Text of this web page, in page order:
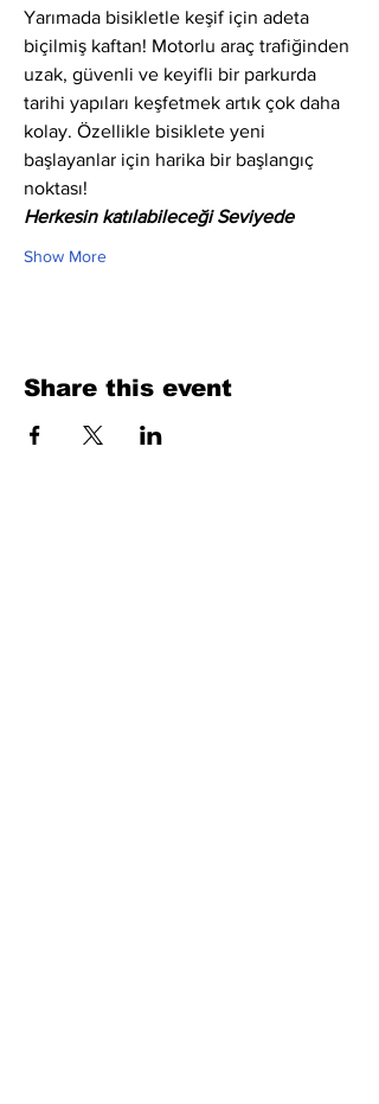
Yarımada bisikletle keşif için adeta
biçilmiş kaftan! Motorlu araç trafiğinden
uzak, güvenli ve keyifli bir parkurda
tarihi yapıları keşfetmek artık çok daha
kolay. Özellikle bisiklete yeni
başlayanlar için harika bir başlangıç
noktası!
Herkesin katılabileceği Seviyede
Show More
Share this event